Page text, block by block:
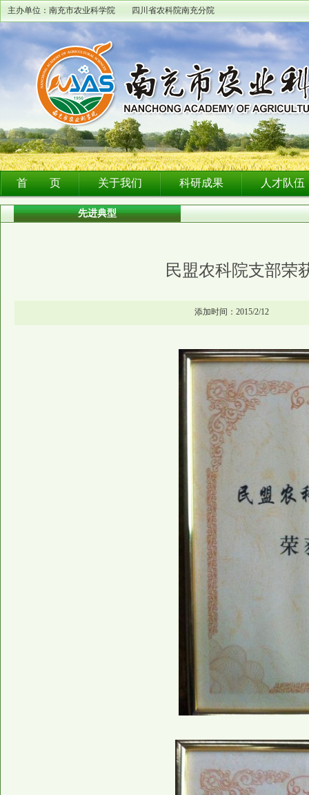
主办单位：南充市农业科学院 四川省农科院南充分院
首 页 关于我们 科研成果 人才队伍
先进典型
民盟农科院支部荣
添加时间：2015/2/12